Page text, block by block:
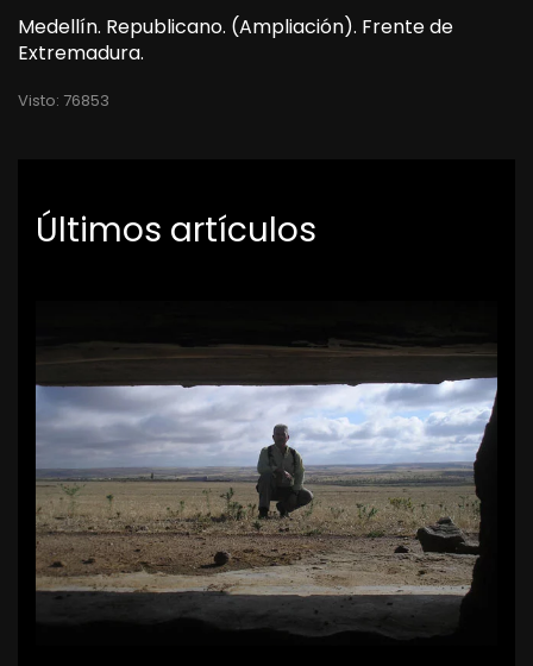
Medellín. Republicano. (Ampliación). Frente de
Extremadura.
Visto: 76853
Últimos artículos